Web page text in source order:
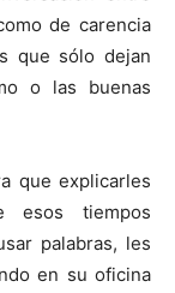
de carencia
que sólo dejan
o las buenas
que explicarles
esos tiempos
palabras, les
en su oficina